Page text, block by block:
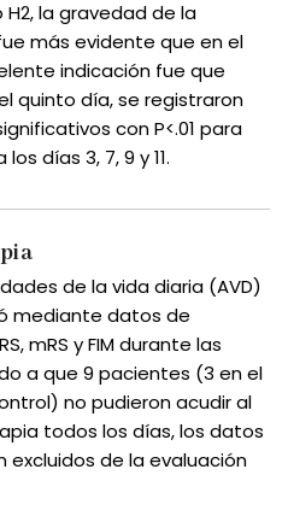
H2, la gravedad de la
más evidente que en el
indicación fue que
quinto día, se registraron
con P<.01 para
días 3, 7, 9 y 11.
de la vida diaria (AVD)
mediante datos de
mRS y FIM durante las
a que 9 pacientes (3 en el
no pudieron acudir al
todos los días, los datos
de la evaluación